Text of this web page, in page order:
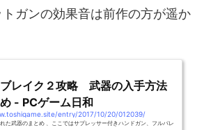
トガンの効果音は前作の方が遥か
レイク２攻略 武器の入手方法
- PCゲーム日和
entry/2017/10/20/012039/
た武器のまとめ 、ここではサプレッサー付きハンドガン、フルバレ